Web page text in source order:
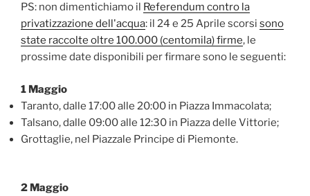
PS: non dimentichiamo il Referendum contro la
privatizzazione dell'acqua: il 24 e 25 Aprile scorsi sono
state raccolte oltre 100.000 (centomila) firme, le
prossime date disponibili per firmare sono le seguenti:
1 Maggio
Taranto, dalle 17:00 alle 20:00 in Piazza Immacolata;
Talsano, dalle 09:00 alle 12:30 in Piazza delle Vittorie;
Grottaglie, nel Piazzale Principe di Piemonte.
2 Maggio